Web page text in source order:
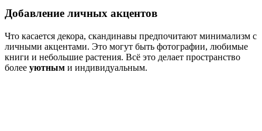
Добавление личных акцентов
Что касается декора, скандинавы предпочитают минимализм с
личными акцентами. Это могут быть фотографии, любимые
книги и небольшие растения. Всё это делает пространство
более уютным и индивидуальным.